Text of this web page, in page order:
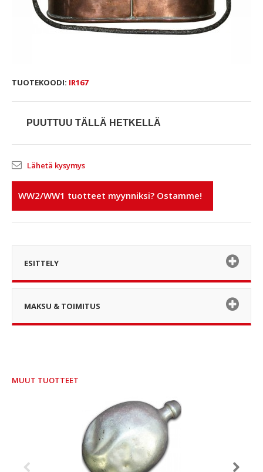
TUOTEKOODI: IR167
PUUTTUU TÄLLÄ HETKELLÄ
Lähetä kysymys
WW2/WW1 tuotteet myynniksi? Ostamme!
ESITTELY
MAKSU & TOIMITUS
MUUT TUOTTEET